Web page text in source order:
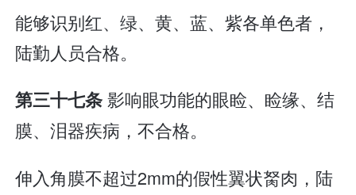
能够识别红、绿、黄、蓝、紫各单色者，
陆勤人员合格。
第三十七条影响眼功能的眼睑、睑缘、结
膜、泪器疾病，不合格。
伸入角膜不超过2mm的假性翼状胬肉，陆